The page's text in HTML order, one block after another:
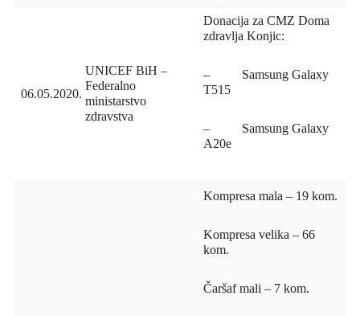
06.05.2020.
UNICEF BiH –
Federalno
ministarstvo
zdravstva
Donacija za CMZ Doma
zdravlja Konjic:
– Samsung Galaxy
T515
– Samsung Galaxy
A20e
Kompresa mala – 19 kom.
Kompresa velika – 66
kom.
Čaršaf mali – 7 kom.